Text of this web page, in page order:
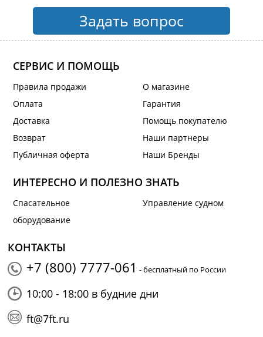
Задать вопрос
СЕРВИС И ПОМОЩЬ
Правила продажи
Оплата
Доставка
Возврат
Публичная оферта
О магазине
Гарантия
Помощь покупателю
Наши партнеры
Наши Бренды
ИНТЕРЕСНО И ПОЛЕЗНО ЗНАТЬ
Спасательное
оборудование
Управление судном
КОНТАКТЫ
+7 (800) 7777-061 - бесплатный по России
10:00 - 18:00 в будние дни
ft@7ft.ru